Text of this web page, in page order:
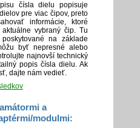
čísla dielu popisuje
pre viac čipov, preto
informácie, ktoré
vybraný čip. Tu
na základe
byť nepresné alebo
najnovší technický
popis čísla dielu. Ak
dajte nám vedieť.
a
modulmi: